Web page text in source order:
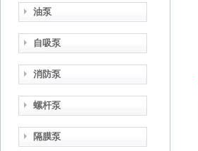
油泵
自吸泵
消防泵
螺杆泵
隔膜泵